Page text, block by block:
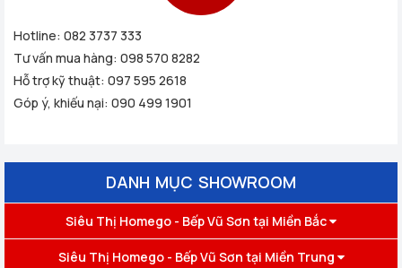
Hotline: 082 3737 333
Tư vấn mua hàng: 098 570 8282
Hỗ trợ kỹ thuật: 097 595 2618
Góp ý, khiếu nại: 090 499 1901
DANH MỤC SHOWROOM
Siêu Thị Homego - Bếp Vũ Sơn tại Miền Bắc
Siêu Thị Homego - Bếp Vũ Sơn tại Miền Trung